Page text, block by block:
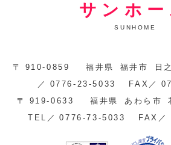
サンホー
SUNHOME
〒 910-0859 福井県 福井市 日
／
0776-23-5033 FAX／
〒
919-0633 福井県 あわら市
TEL／
0776-73-5033 FAX／